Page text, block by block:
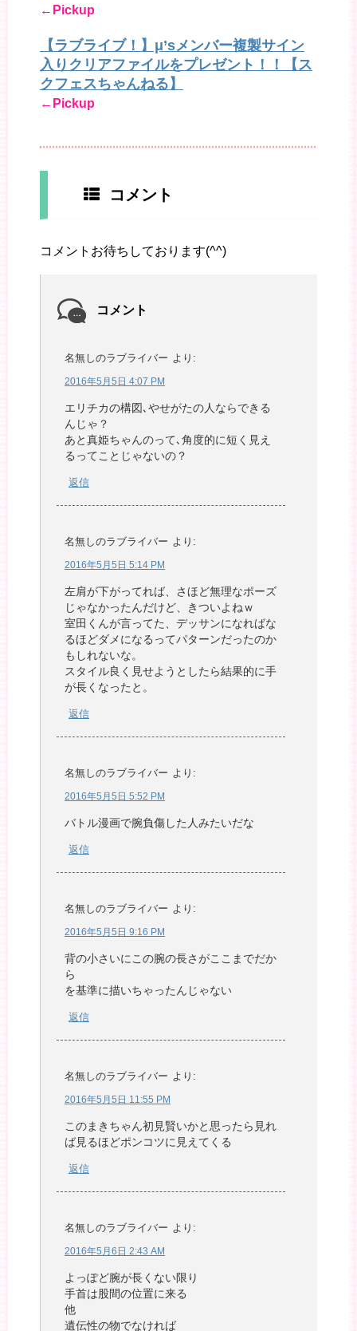
←Pickup
【ラブライブ！】μ’sメンバー複製サイン
入りクリアファイルをプレゼント！！【ス
クフェスちゃんねる】
←Pickup
コメント
コメントお待ちしております(^^)
コメント
名無しのラブライバー より:
2016年5月5日 4:07 PM
エリチカの構図､やせがたの人ならできる
んじゃ？
あと真姫ちゃんのって､角度的に短く見え
るってことじゃないの？
返信
名無しのラブライバー より:
2016年5月5日 5:14 PM
左肩が下がってれば、さほど無理なポーズ
じゃなかったんだけど、きついよねｗ
室田くんが言ってた、デッサンになればな
るほどダメになるってパターンだったのか
もしれないな。
スタイル良く見せようとしたら結果的に手
が長くなったと。
返信
名無しのラブライバー より:
2016年5月5日 5:52 PM
バトル漫画で腕負傷した人みたいだな
返信
名無しのラブライバー より:
2016年5月5日 9:16 PM
背の小さいにこの腕の長さがここまでだか
ら
を基準に描いちゃったんじゃない
返信
名無しのラブライバー より:
2016年5月5日 11:55 PM
このまきちゃん初見賢いかと思ったら見れ
ば見るほどポンコツに見えてくる
返信
名無しのラブライバー より:
2016年5月6日 2:43 AM
よっぽど腕が長くない限り
手首は股間の位置に来る
他
遺伝性の物でなければ